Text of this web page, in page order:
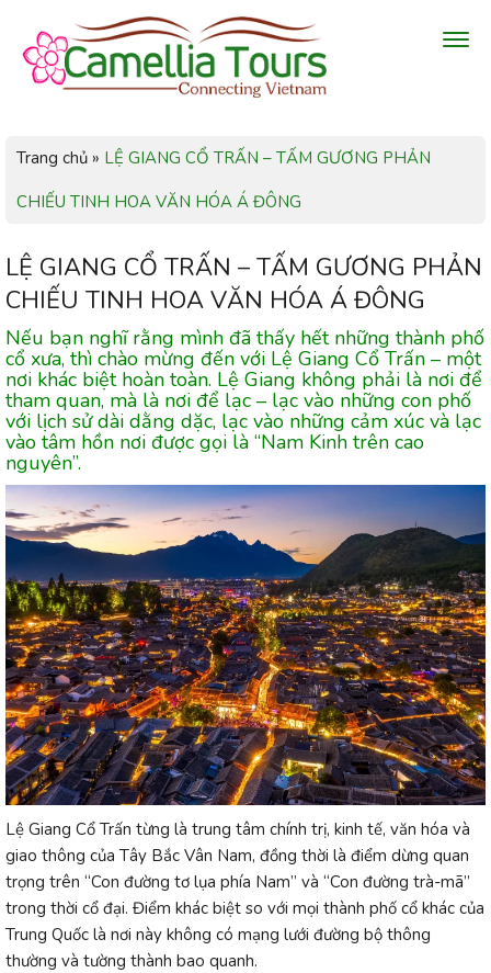
Trang chủ » LỆ GIANG CỔ TRẤN – TẤM GƯƠNG PHẢN
CHIẾU TINH HOA VĂN HÓA Á ĐÔNG
LỆ GIANG CỔ TRẤN – TẤM GƯƠNG PHẢN
CHIẾU TINH HOA VĂN HÓA Á ĐÔNG
Nếu bạn nghĩ rằng mình đã thấy hết những thành phố
cổ xưa, thì chào mừng đến với Lệ Giang Cổ Trấn – một
nơi khác biệt hoàn toàn. Lệ Giang không phải là nơi để
tham quan, mà là nơi để lạc – lạc vào những con phố
với lịch sử dài dằng dặc, lạc vào những cảm xúc và lạc
vào tâm hồn nơi được gọi là “Nam Kinh trên cao
nguyên”.
Lệ Giang Cổ Trấn từng là trung tâm chính trị, kinh tế, văn hóa và
giao thông của Tây Bắc Vân Nam, đồng thời là điểm dừng quan
trọng trên “Con đường tơ lụa phía Nam” và “Con đường trà-mã”
trong thời cổ đại. Điểm khác biệt so với mọi thành phố cổ khác của
Trung Quốc là nơi này không có mạng lưới đường bộ thông
thường và tường thành bao quanh.